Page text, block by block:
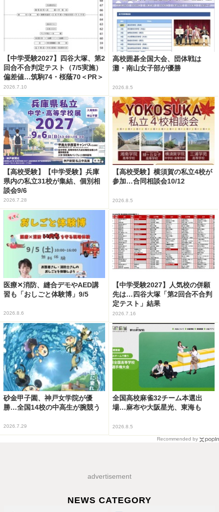
【中学受験2027】四谷大塚、第2
回合不合判定テスト（7/5実施）
偏差値…筑駒74・桜蔭70＜PR＞
2026.7.10
高校囲碁全国大会、団体戦は
灘・南山女子部が優勝
2026.8.5
【高校受験】【中学受験】兵庫
県内の私立31校が集結、個別相
談会9/6
2026.7.28
【高校受験】横須賀の私立4校が
参加…合同相談会10/12
2026.8.5
医療✕消防、縫合デモやAED講
習も「おしごと体験博」9/5
2026.8.6
【中学受験2027】人気校の併願
先は…四谷大塚「第2回合不合判
定テスト」結果
2026.7.16
砂金甲子園、神戸女学院が優
勝…全国14校の中高生が腕競う
2026.7.29
全国高校麻雀32チーム本選出
場…麻布や大阪星光、東海も
2026.8.5
Recommended by
advertisement
NEWS CATEGORY